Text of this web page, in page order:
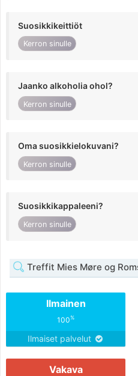
Suosikkikeittiöt
Kerron sinulle
Jaanko alkoholia ohol?
Kerron sinulle
Oma suosikkielokuvani?
Kerron sinulle
Suosikkikappaleeni?
Kerron sinulle
Treffit Mies Møre og
Ilmainen
100%
Ilmaiset palvelut
Vakava